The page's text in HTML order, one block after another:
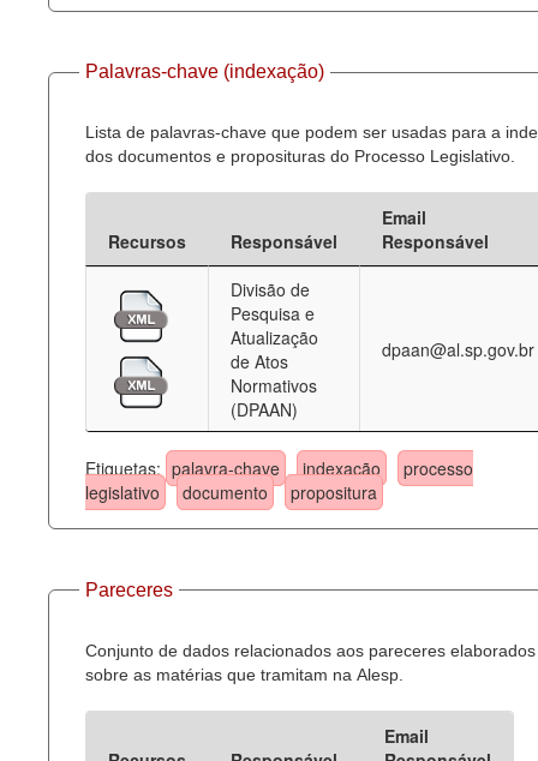
Palavras-chave (indexação)
Lista de palavras-chave que podem ser usadas para a
dos documentos e proposituras do Processo Legislativo.
Recursos Responsável
Email
Responsável
Divisão de
Pesquisa e
Atualização
de Atos
Normativos
(DPAAN)
dpaan@al.sp.gov.br
Etiquetas: palavra-chave indexação
processo
legislativo
documento propositura
Pareceres
Conjunto de dados relacionados aos pareceres elaborados
sobre as matérias que tramitam na Alesp.
Email